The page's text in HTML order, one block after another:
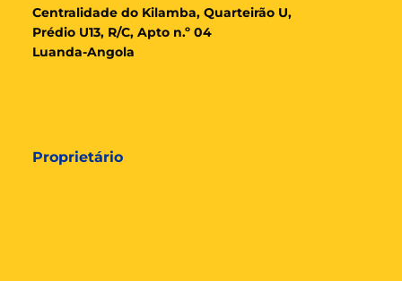
Centralidade do Kilamba, Quarteirão U,
Prédio U13, R/C, Apto n.º 04
Luanda-Angola
Proprietário